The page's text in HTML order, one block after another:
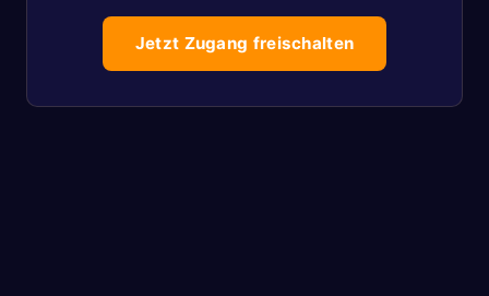
Jetzt Zugang freischalten